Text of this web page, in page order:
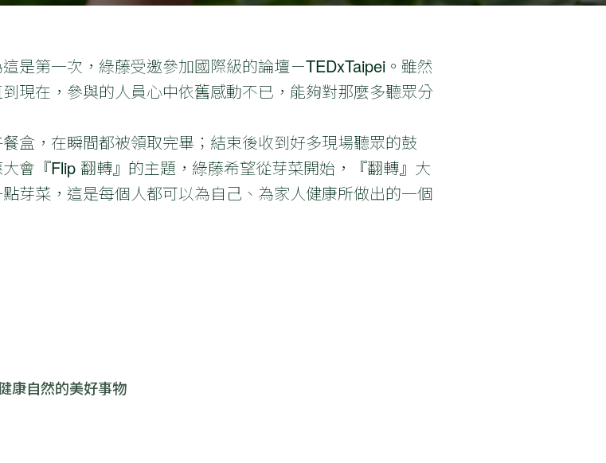
是第一次，綠藤受邀參加國際級的論壇－TEDxTaipei。雖然
現在，參與的人員心中依舊感動不已，能夠對那麼多聽眾分
盒，在瞬間都被領取完畢；結束後收到好多現場聽眾的鼓
會『Flip 翻轉』的主題，綠藤希望從芽菜開始，『翻轉』大
芽菜，這是每個人都可以為自己、為家人健康所做出的一個
康自然的美好事物